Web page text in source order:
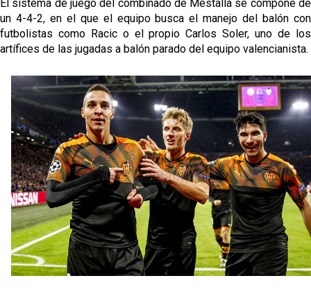
El sistema de juego del combinado de Mestalla se compone de
un 4-4-2, en el que el equipo busca el manejo del balón con
futbolistas como Racic o el propio Carlos Soler, uno de los
artífices de las jugadas a balón parado del equipo valencianista.